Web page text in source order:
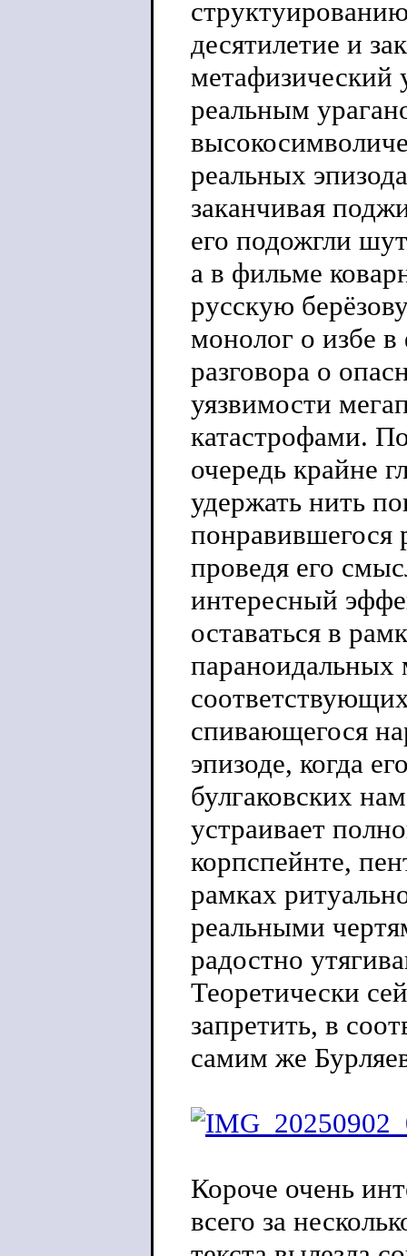
десятилетие и
метафизический
реальным
реальных
заканчивая
его подожгли
а в фильме
русскую
монолог о избе в
разговора о
уязвимости
катастрофами.
очередь крайне
удержать нить
понравившегося
проведя его
интересный
оставаться в
параноидальных
спивающегося
эпизоде, когда
булгаковских
устраивает
корпспейнте,
рамках
реальными
радостно
Теоретически
запретить, в
самим же
Короче очень
всего за